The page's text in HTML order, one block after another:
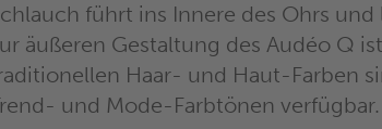
führt ins Innere des Ohrs
äußeren Gestaltung des Audéo Q
Haar- und Haut-Farben
und Mode-Farbtönen verfügbar.